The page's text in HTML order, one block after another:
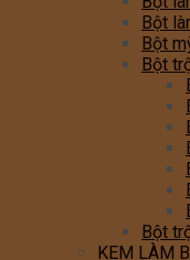
Bột
Bột
Bột
Bột
KEM LÀM